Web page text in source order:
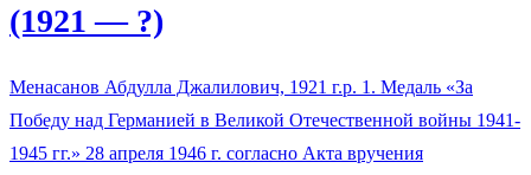
(1921 — ?)
Менасанов Абдулла Джалилович, 1921 г.р. 1. Медаль «За
Победу над Германией в Великой Отечественной войны 1941-
1945 гг.» 28 апреля 1946 г. согласно Акта вручения